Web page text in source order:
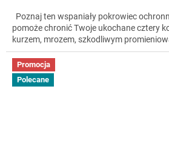
Poznaj ten wspaniały pokrowiec
pomoże chronić Twoje ukochane cztery
kurzem, mrozem, szkodliwym
Promocja
Polecane